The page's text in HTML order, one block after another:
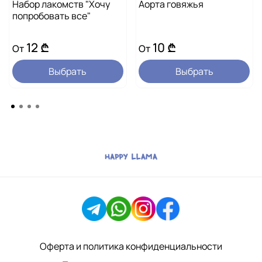
на 1 кг массы тела в сутки в течение 4–7 дней.
Набор лакомств "Хочу
попробовать все"
От12 ₾
Выбрать
Аорта говяжья
От 10 ₾
Выбрать
Оферта и политика конфиденциальности